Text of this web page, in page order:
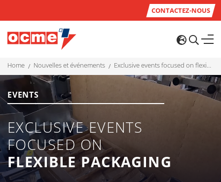
CONTACTEZ-NOUS
home nouvelles et événements exclusive events focused on flexible packaging
EVENTS
EXCLUSIVE EVENTS
FOCUSED ON
FLEXIBLE PACKAGING